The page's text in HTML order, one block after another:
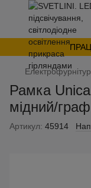
Рамка
мідний/
Артикул: 45914